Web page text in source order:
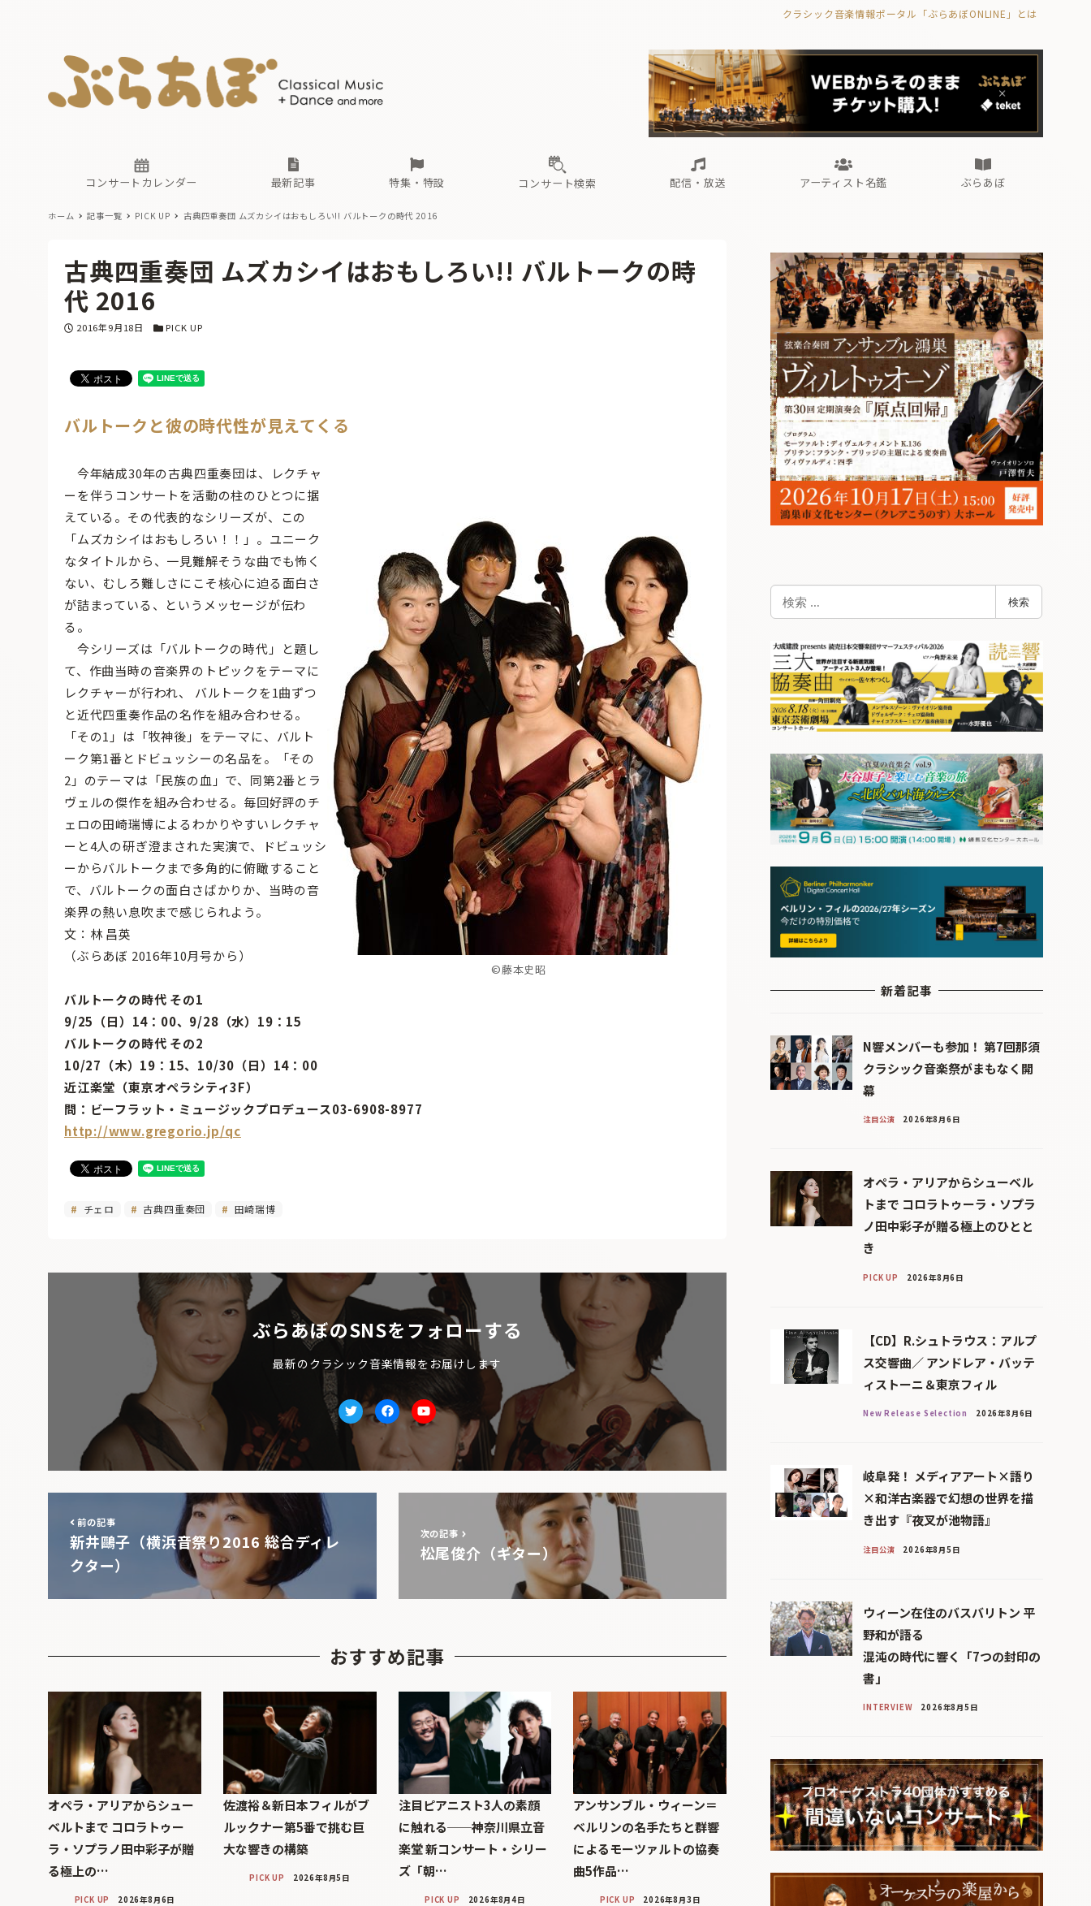
クラシック音楽情報ポータル「ぶらあぼONLINE」とは
コンサートカレンダー 最新記事
古楽とその先と オーケストラの楽屋から 海の向こうの音楽家 Aからの眺望 ぶらあぼブラス！
フォルテピアノ・オデッセイ
特集・特設
現場のプロが推す！間違いないオーケストラコンサート
過去の特集
コンサート検索 配信・放送
無料ライブ配信スケジュール 有料ライブ配信スケジュール
アーティスト名鑑
か さ な ま や わ
ぶらあぼ
古楽とその先と 海の向こうの音楽家 Aからの眺望 ぶらあぼブラス！
フォルテピアノ・オデッセイ
過去の特集
無料ライブ配信スケジュール
あ か さ
ホーム 記事一覧 PICK UP 古典四重奏団 ムズカシイはおもしろい!! バルトークの時代 2016
古典四重奏団 ムズカシイはおもしろい!! バルトークの時
代 2016
投稿日
2016年9月18日 カテゴリー
PICK UP
バルトークと彼の時代性が見えてくる
©藤本史昭
今年結成30年の古典四重奏団は、レクチャ
ーを伴うコンサートを活動の柱のひとつに据
えている。その代表的なシリーズが、この
「ムズカシイはおもしろい！！」。ユニーク
なタイトルから、一見難解そうな曲でも怖く
ない、むしろ難しさにこそ核心に迫る面白さ
が詰まっている、というメッセージが伝わ
る。
今シリーズは「バルトークの時代」と題し
て、作曲当時の音楽界のトピックをテーマに
レクチャーが行われ、 バルトークを1曲ずつ
と近代四重奏作品の名作を組み合わせる。
「その1」は「牧神後」をテーマに、バルト
ーク第1番とドビュッシーの名品を。「その
2」のテーマは「民族の血」で、同第2番とラ
ヴェルの傑作を組み合わせる。毎回好評のチ
ェロの田崎瑞博によるわかりやすいレクチャ
ーと4人の研ぎ澄まされた実演で、ドビュッシ
ーからバルトークまで多角的に俯瞰すること
で、バルトークの面白さばかりか、当時の音
楽界の熱い息吹まで感じられよう。
文：林 昌英
（ぶらあぼ 2016年10月号から）
バルトークの時代 その1
9/25（日）14：00、9/28（水）19：15
バルトークの時代 その2
10/27（木）19：15、10/30（日）14：00
近江楽堂（東京オペラシティ3F）
問：ビーフラット・ミュージックプロデュース03-6908-8977
http://www.gregorio.jp/qc
チェロ 古典四重奏団 田崎瑞博
ぶらあぼのSNSをフォローする
最新のクラシック音楽情報をお届けします
TwitterfacebookYoutube
前の記事
新井鷗子（横浜音祭り2016 総合ディレ
クター）
次の記事
松尾俊介（ギター）
おすすめ記事
オペラ・アリアからシュー
ベルトまで コロラトゥー
ラ・ソプラノ田中彩子が贈
る極上の…
PICK UP 2026年8月6日
佐渡裕＆新日本フィルがブ
ルックナー第5番で挑む巨
大な響きの構築
PICK UP 2026年8月5日
注目ピアニスト3人の素顔
に触れる──神奈川県立音
楽堂 新コンサート・シリー
ズ「朝…
PICK UP 2026年8月4日
アンサンブル・ウィーン＝
ベルリンの名手たちと群響
によるモーツァルトの協奏
曲5作品…
PICK UP 2026年8月3日
検
索
検索
新着記事
N響メンバーも参加！ 第7回那須
クラシック音楽祭がまもなく開
幕
注目公演 2026年8月6日
オペラ・アリアからシューベル
トまで コロラトゥーラ・ソプラ
ノ田中彩子が贈る極上のひとと
き
PICK UP 2026年8月6日
【CD】R.シュトラウス：アルプ
ス交響曲／ アンドレア・バッテ
ィストーニ＆東京フィル
New Release Selection 2026年8月6日
岐阜発！ メディアアート×語り
×和洋古楽器で幻想の世界を描
き出す『夜叉が池物語』
注目公演 2026年8月5日
ウィーン在住のバスバリトン 平
野和が語る
混沌の時代に響く「7つの封印の
書」
INTERVIEW 2026年8月5日